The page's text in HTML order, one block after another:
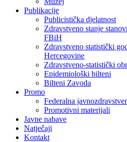
Publikacije
Publicistička djelatnost
Zdravstveno stanje
FBiH
Zdravstveno statistički
Hercegovine
Zdravstveno-statistički
Epidemiološki bilteni
Bilteni Zavoda
Promo
Federalna
Promotivni materijali
Javne nabave
Natječaji
Kontakt